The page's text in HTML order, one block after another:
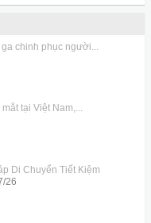
chinh phục người...
tại Việt Nam,...
Di Chuyển Tiết Kiệm
26